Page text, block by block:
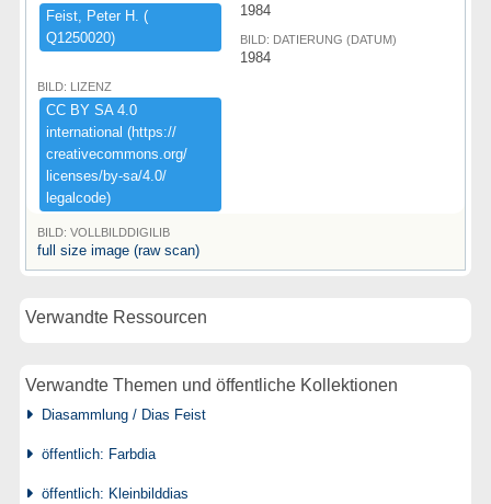
Feist,​ ​Peter ​H.​ ​(​
Q1250020)​
1984
BILD: DATIERUNG (DATUM)
1984
BILD: LIZENZ
CC ​BY ​SA ​4.​0 ​
international ​(​https:​/​/​
creativecommons.​org/​
licenses/​by-​sa/​4.​0/​
legalcode)​
BILD: VOLLBILDDIGILIB
full size image (raw scan)
Verwandte Ressourcen
Verwandte Themen und öffentliche Kollektionen
Diasammlung / Dias Feist
öffentlich: Farbdia
öffentlich: Kleinbilddias